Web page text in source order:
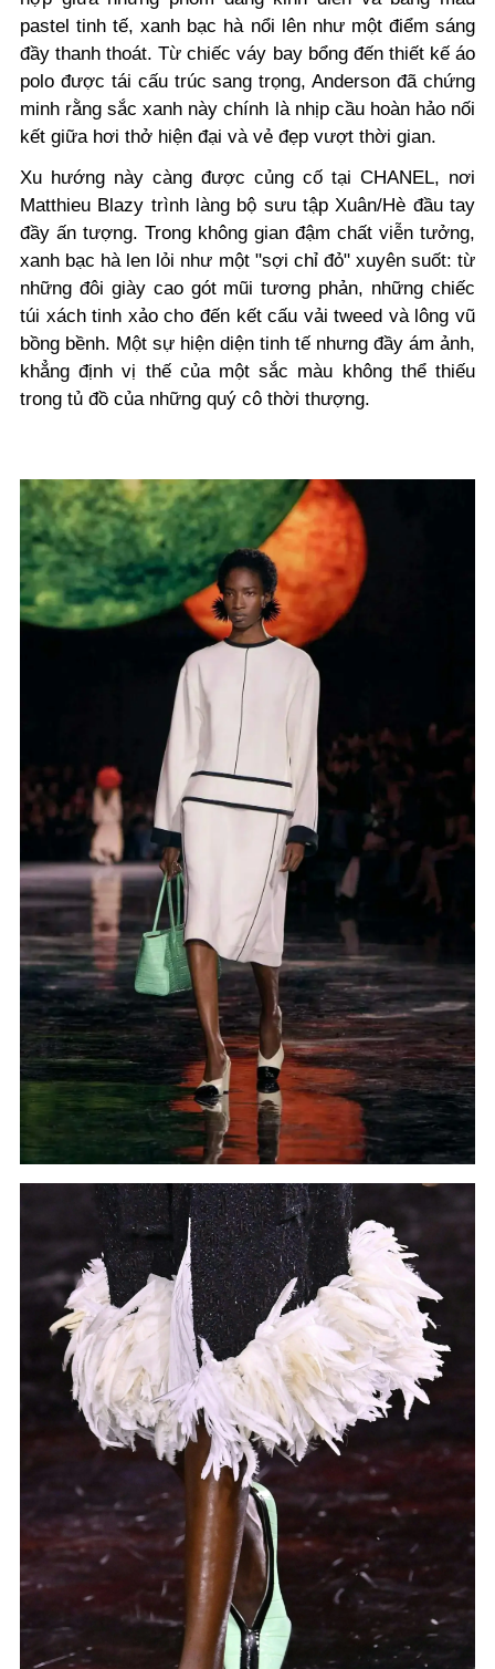
pastel tinh tế, xanh bạc hà nổi lên như một điểm sáng
đầy thanh thoát. Từ chiếc váy bay bổng đến thiết kế áo
polo được tái cấu trúc sang trọng, Anderson đã chứng
minh rằng sắc xanh này chính là nhịp cầu hoàn hảo nối
kết giữa hơi thở hiện đại và vẻ đẹp vượt thời gian.
Xu hướng này càng được củng cố tại CHANEL, nơi
Matthieu Blazy trình làng bộ sưu tập Xuân/Hè đầu tay
đầy ấn tượng. Trong không gian đậm chất viễn tưởng,
xanh bạc hà len lỏi như một "sợi chỉ đỏ" xuyên suốt: từ
những đôi giày cao gót mũi tương phản, những chiếc
túi xách tinh xảo cho đến kết cấu vải tweed và lông vũ
bồng bềnh. Một sự hiện diện tinh tế nhưng đầy ám ảnh,
khẳng định vị thế của một sắc màu không thể thiếu
trong tủ đồ của những quý cô thời thượng.